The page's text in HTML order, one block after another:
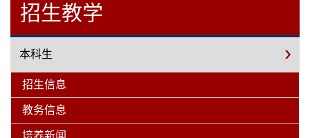
招生教学
本科生
招生信息
教务信息
培养新闻